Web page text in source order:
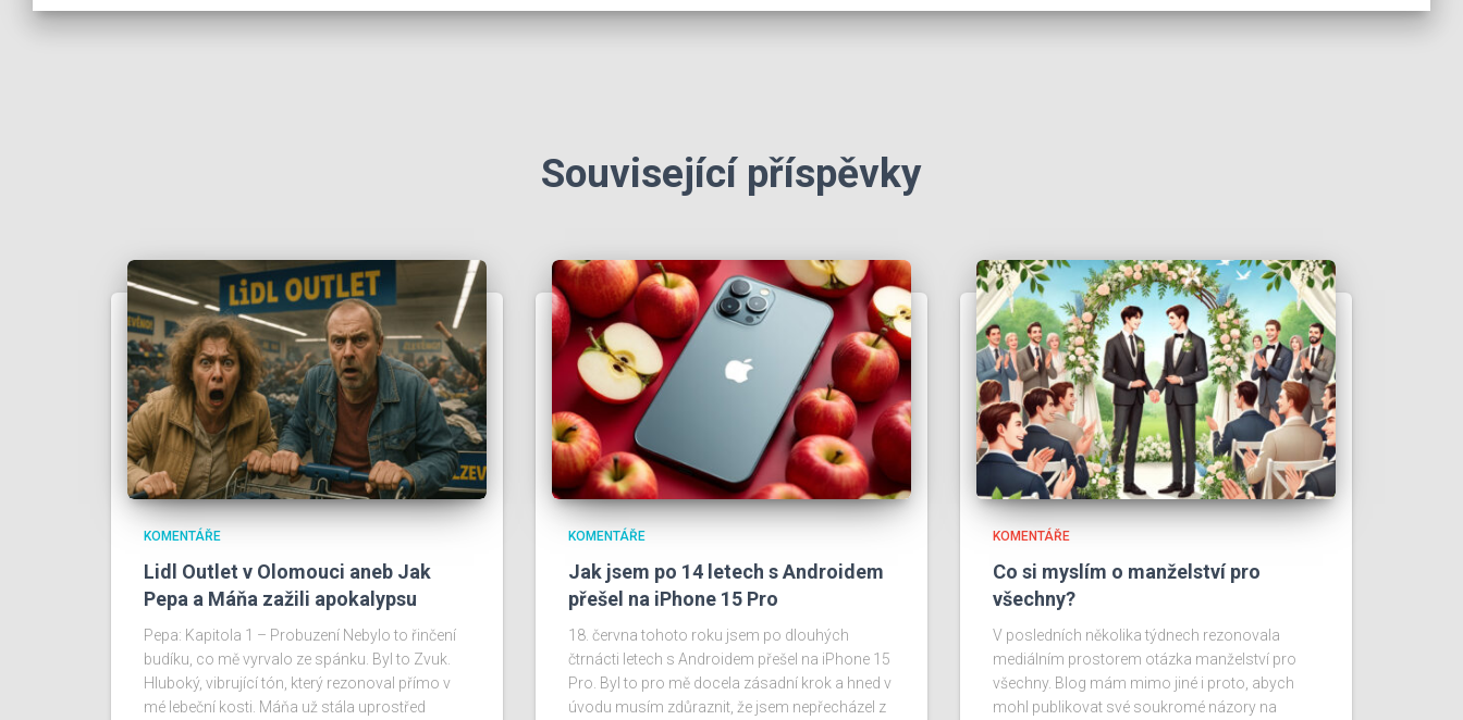
Související příspěvky
KOMENTÁŘE
Lidl Outlet v Olomouci aneb Jak
Pepa a Máňa zažili apokalypsu
Pepa: Kapitola 1 – Probuzení Nebylo to řinčení
budíku, co mě vyrvalo ze spánku. Byl to Zvuk.
Hluboký, vibrující tón, který rezonoval přímo v
mé lebeční kosti. Máňa už stála uprostřed
KOMENTÁŘE
Jak jsem po 14 letech s Androidem
přešel na iPhone 15 Pro
18. června tohoto roku jsem po dlouhých
čtrnácti letech s Androidem přešel na iPhone 15
Pro. Byl to pro mě docela zásadní krok a hned v
úvodu musím zdůraznit, že jsem nepřecházel z
KOMENTÁŘE
Co si myslím o manželství pro
všechny?
V posledních několika týdnech rezonovala
mediálním prostorem otázka manželství pro
všechny. Blog mám mimo jiné i proto, abych
mohl publikovat své soukromé názory na